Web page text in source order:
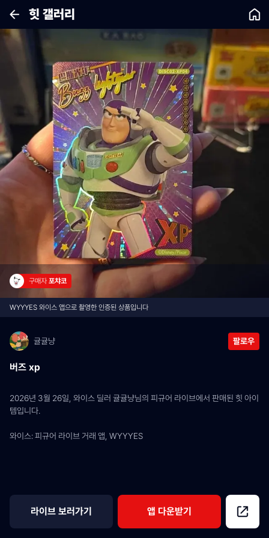
힛 갤러리
구매자 포챠코
WYYYES 와이스 앱으로 촬영한 인증된 상품입니다
귤귤냥 팔로우
버즈 xp
2026년 3월 26일, 와이스 딜러 귤귤냥님의 피규어 라이브에서 판매된 힛 아이
템입니다.
와이스: 피규어 라이브 거래 앱, WYYYES
라이브 보러가기 앱 다운받기